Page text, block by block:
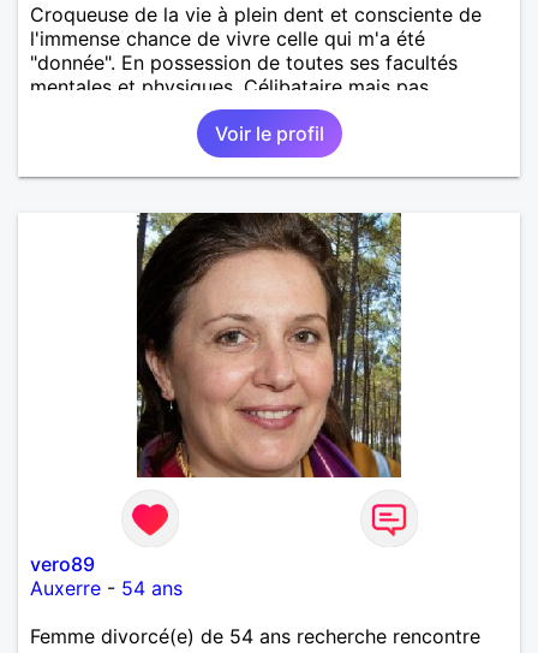
Croqueuse de la vie à plein dent et consciente de
l'immense chance de vivre celle qui m'a été
"donnée". En possession de toutes ses facultés
mentales et physiques. Célibataire mais pas
solitaire, je mène une vie bien remplie. Je ne suis
pas sur ce site par dépit, ni en tant que
représentatrice de la Femme Divorcée Mal dans sa
peau. A bientôt.
Voir le profil
vero89
Auxerre - 54 ans
Femme divorcé(e) de 54 ans recherche rencontre